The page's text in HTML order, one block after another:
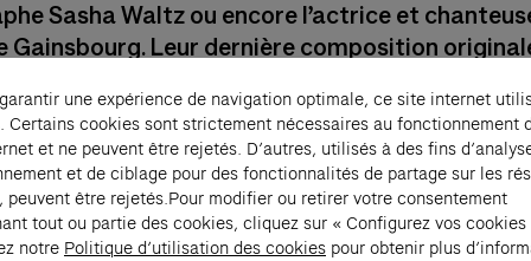
Sasha Waltz ou encore l’actrice et
Gainsbourg. Leur dernière composition
a remporté le Lion d’or à la Mostra de
Soundwalk Collective a présenté et performé un
de trois jours,Correspondences,avec Patti
Venise, sur invitation de la Fondation Cartier :
une expérience de navigation optimale, ce site internet
Certains cookies sont strictement nécessaires au fonctionnement
et ne peuvent être rejetés. D’autres, utilisés à des fins
et de ciblage pour des fonctionnalités de partage sur les
peuvent être rejetés.Pour modifier ou retirer votre consentement
tout ou partie des cookies, cliquez sur « Configurez vos cookies
notre Politique d’utilisation des cookies pour obtenir plus